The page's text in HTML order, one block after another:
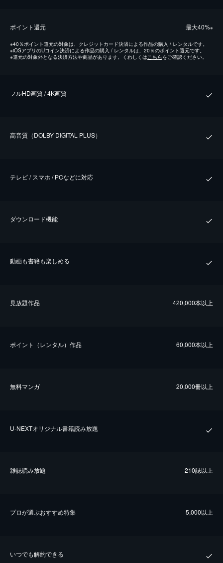
ポイント還元 最⼤40%※
※40％ポイント還元の対象は、クレジットカード決済による作品の購入 / レンタルです。
※iOSアプリのUコイン決済による作品の購入 / レンタルは、20％のポイント還元です。
※還元の対象外となる決済方法や商品があります。くわしくはこちらをご確認ください。
フルHD画質 / 4K画質
⾼⾳質（DOLBY DIGITAL PLUS）
テレビ / スマホ / PCなどに対応
ダウンロード機能
動画も書籍も楽しめる
⾒放題作品 420,000本以上
ポイント（レンタル）作品 60,000本以上
無料マンガ 20,000冊以上
U-NEXTオリジナル書籍読み放題
雑誌読み放題 210誌以上
プロが選ぶおすすめ特集 5,000以上
いつでも解約できる